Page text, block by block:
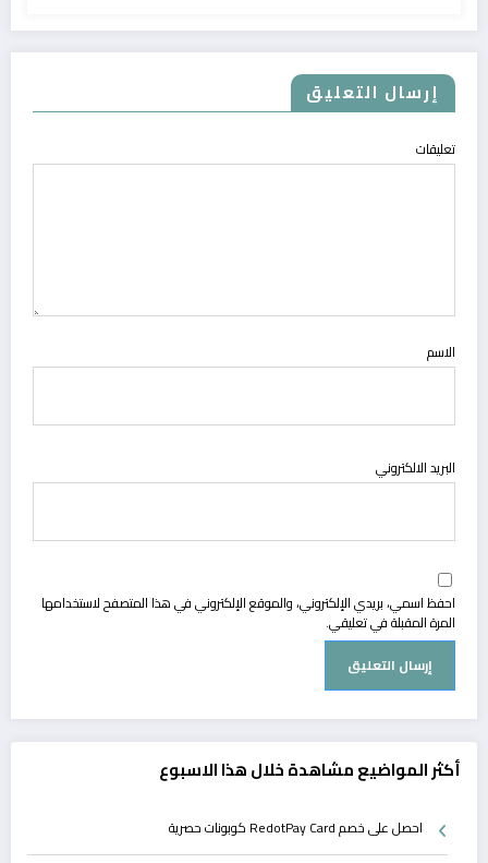
إرسال التعليق
تعليقات
الاسم
البريد الالكتروني
احفظ اسمي، بريدي الإلكتروني، والموقع الإلكتروني في هذا المتصفح لاستخدامها
المرة المقبلة في تعليقي.
أكثر المواضيع مشاهدة خلال هذا الاسبوع
احصل على خصم RedotPay Card كوبونات حصرية